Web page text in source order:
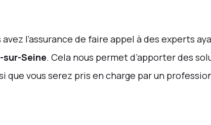
avez l’assurance de faire appel à des experts
sur-Seine. Cela nous permet d’apporter des
que vous serez pris en charge par un